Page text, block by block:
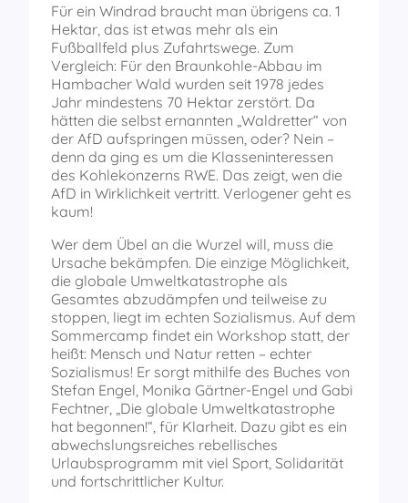
Für ein Windrad braucht man übrigens ca. 1
Hektar, das ist etwas mehr als ein
Fußballfeld plus Zufahrtswege. Zum
Vergleich: Für den Braunkohle-Abbau im
Hambacher Wald wurden seit 1978 jedes
Jahr mindestens 70 Hektar zerstört. Da
hätten die selbst ernannten „Waldretter“ von
der AfD aufspringen müssen, oder? Nein –
denn da ging es um die Klasseninteressen
des Kohlekonzerns RWE. Das zeigt, wen die
AfD in Wirklichkeit vertritt. Verlogener geht es
kaum!
Wer dem Übel an die Wurzel will, muss die
Ursache bekämpfen. Die einzige Möglichkeit,
die globale Umweltkatastrophe als
Gesamtes abzudämpfen und teilweise zu
stoppen, liegt im echten Sozialismus. Auf dem
Sommercamp findet ein Workshop statt, der
heißt: Mensch und Natur retten – echter
Sozialismus! Er sorgt mithilfe des Buches von
Stefan Engel, Monika Gärtner-Engel und Gabi
Fechtner, „Die globale Umweltkatastrophe
hat begonnen!“, für Klarheit. Dazu gibt es ein
abwechslungsreiches rebellisches
Urlaubsprogramm mit viel Sport, Solidarität
und fortschrittlicher Kultur.